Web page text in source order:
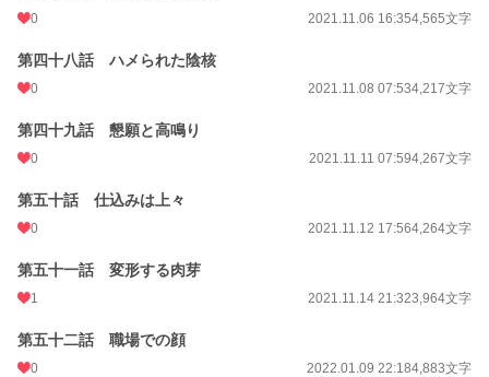
0 2021.11.06 16:354,565文字
第四十八話 ハメられた陰核
0 2021.11.08 07:534,217文字
第四十九話 懇願と高鳴り
0 2021.11.11 07:594,267文字
第五十話 仕込みは上々
0 2021.11.12 17:564,264文字
第五十一話 変形する肉芽
1 2021.11.14 21:323,964文字
第五十二話 職場での顔
0 2022.01.09 22:184,883文字